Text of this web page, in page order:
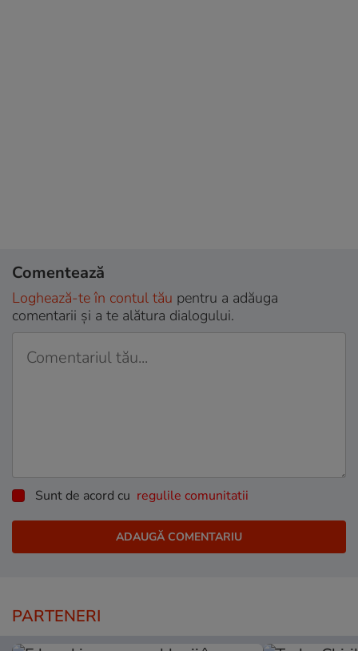
Comentează
Loghează-te în contul tău pentru a adăuga
comentarii și a te alătura dialogului.
Sunt de acord cu regulile comunitatii
PARTENERI